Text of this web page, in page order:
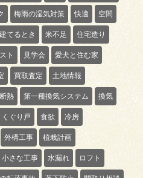
梅雨の湿気対策 快適 空間
てるとき 米不足 住宅造り
ト 見学会 愛犬と住む家
買取査定 土地情報
熱 第一種換気システム 換気
くぐり戸 食欲 冷房
外構工事 植栽計画
小さな工事 水漏れ ロフト